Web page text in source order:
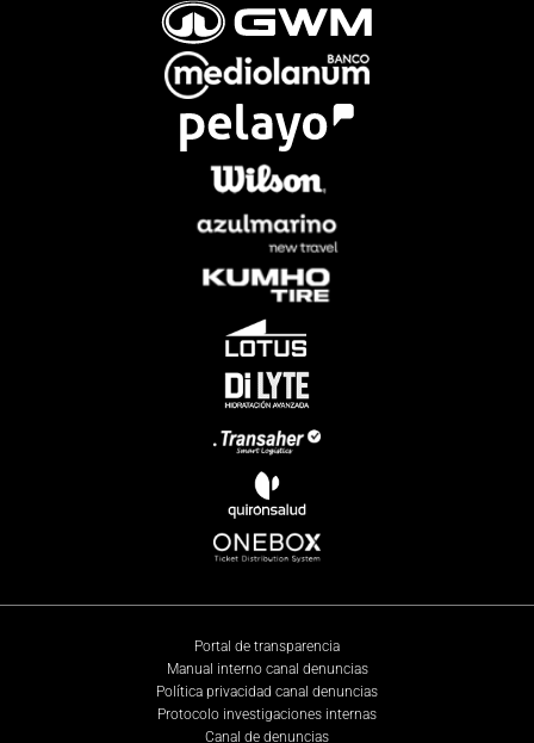
Portal de transparencia
Manual interno canal denuncias
Política privacidad canal denuncias
Protocolo investigaciones internas
Canal de denuncias